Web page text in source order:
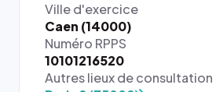
Ville d'exercice
Caen (14000)
Numéro RPPS
10101216520
Autres lieux de consultation